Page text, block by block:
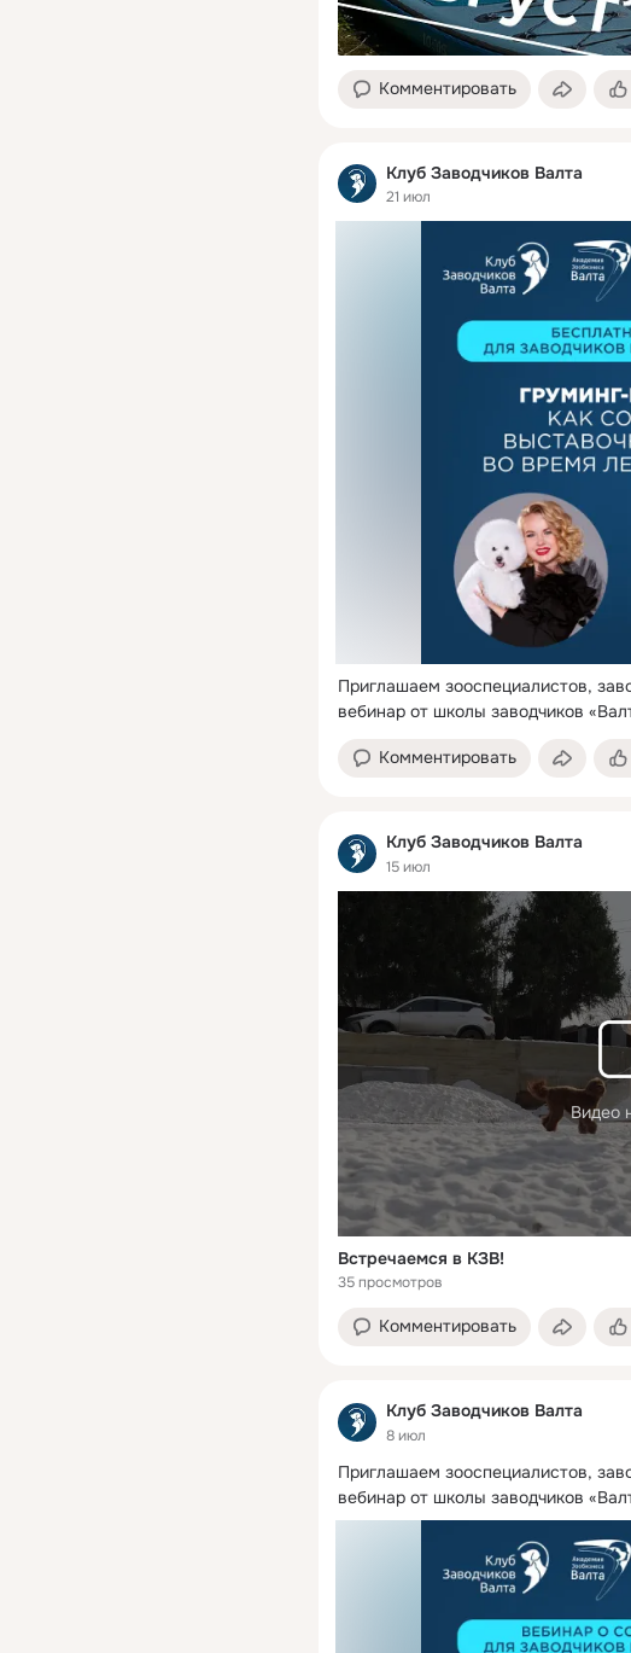
Комментировать
Клуб Заводчиков Валта
21 июл
Приглашаем зооспециалистов,
вебинар от школы заводчиков
Комментировать
Клуб Заводчиков Валта
15 июл
Видео
Встречаемся в КЗВ!
35 просмотров
Комментировать
Клуб Заводчиков Валта
8 июл
Приглашаем зооспециалистов,
вебинар от школы заводчиков